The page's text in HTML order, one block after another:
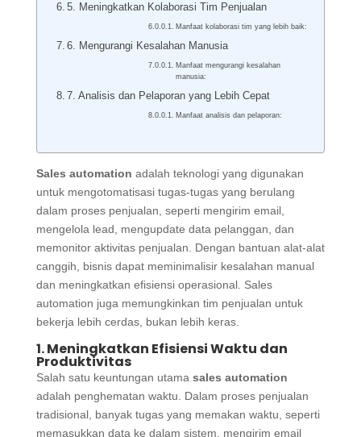
5. Meningkatkan Kolaborasi Tim Penjualan
Manfaat kolaborasi tim yang lebih baik:
6. Mengurangi Kesalahan Manusia
Manfaat mengurangi kesalahan
manusia:
7. Analisis dan Pelaporan yang Lebih Cepat
Manfaat analisis dan pelaporan:
Sales automation adalah teknologi yang digunakan
untuk mengotomatisasi tugas-tugas yang berulang
dalam proses penjualan, seperti mengirim email,
mengelola lead, mengupdate data pelanggan, dan
memonitor aktivitas penjualan. Dengan bantuan alat-alat
canggih, bisnis dapat meminimalisir kesalahan manual
dan meningkatkan efisiensi operasional. Sales
automation juga memungkinkan tim penjualan untuk
bekerja lebih cerdas, bukan lebih keras.
1. Meningkatkan Efisiensi Waktu dan
Produktivitas
Salah satu keuntungan utama sales automation
adalah penghematan waktu. Dalam proses penjualan
tradisional, banyak tugas yang memakan waktu, seperti
memasukkan data ke dalam sistem, mengirim email